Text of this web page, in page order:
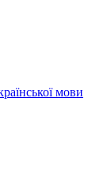
мови